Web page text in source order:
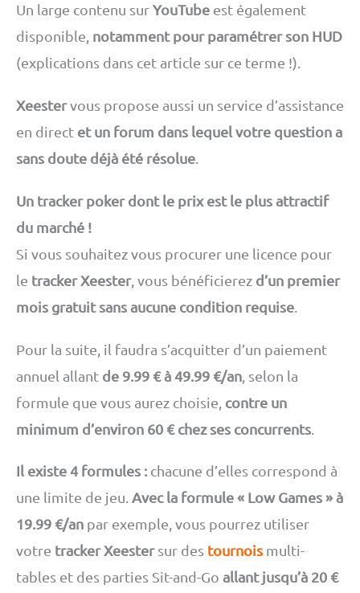
Un large contenu surYouTube est également
disponible, notamment pour paramétrer son HUD
(explications dans cet article sur ce terme !).
Xeestervous propose aussi un service d’assistance
en direct et un forum dans lequel votre question a
sans doute déjà été résolue
Un tracker poker dont le prix est le plus attractif
du marché !
Si vous souhaitez vous procurer une licence pour
le tracker Xeester, vous bénéficierez d’un premier
mois gratuit sans aucune condition requise
Pour la suite, il faudra s’acquitter d’un paiement
annuel allant de 9.99 € à 49.99 €/an , selon la
formule que vous aurez choisie, contre un
minimum d’environ 60 € chez ses concurrents
Il existe 4 formules : chacune d’elles correspond à
une limite de jeu.Avec la formule « Low Games » à
19.99 €/an par exemple, vous pourrez utiliser
votre tracker Xeestersur des tournois multi-
tables et des parties Sit-and-Go allant jusqu’à 20 €